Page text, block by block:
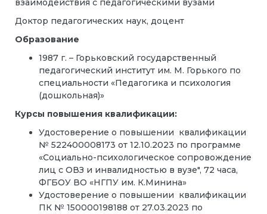
взаимодействия с педагогическими вузами
Доктор педагогических наук, доцент
Образование
1987 г. – Горьковский государственный
педагогический институт им. М. Горького по
специальности «Педагогика и психология
(дошкольная)»
Курсы повышения квалификации:
Удостоверение о повышении квалификации
№ 522400008173 от 12.10.2023 по программе
«Социально-психологическое сопровождение
лиц с ОВЗ и инвалидностью в вузе", 72 часа,
ФГБОУ ВО «НГПУ им. К.Минина»
Удостоверение о повышении квалификации
ПК № 150000198188 от 27.03.2023 по